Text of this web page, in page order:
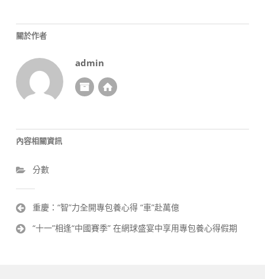
關於作者
admin
內容相關資訊
分數
文
導
重慶：“智”力全開專包養心得 “車”赴萬億
“十一”相逢“中國賽季” 在網球盛宴中享用專包養心得假期